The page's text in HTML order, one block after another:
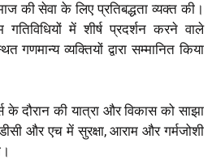
की सेवा के लिए प्रतिबद्धता व्यक्त की।
में शीर्ष प्रदर्शन करने वाले
गणमान्य व्यक्तियों द्वारा सम्मानित किया
दौरान की यात्रा और विकास को साझा
और एच में सुरक्षा, आराम और गर्मजोशी